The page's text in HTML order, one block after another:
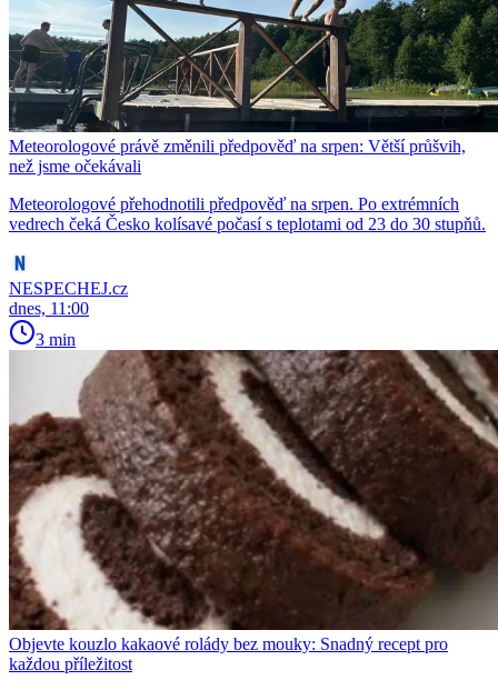
Meteorologové právě změnili předpověď na srpen: Větší průšvih,
než jsme očekávali
Meteorologové přehodnotili předpověď na srpen. Po extrémních
vedrech čeká Česko kolísavé počasí s teplotami od 23 do 30 stupňů.
NESPECHEJ.cz
dnes, 11:00
3 min
Objevte kouzlo kakaové rolády bez mouky: Snadný recept pro
každou příležitost